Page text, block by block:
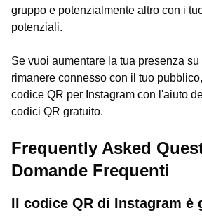
gruppo e potenzialmente altro con i
potenziali.
Se vuoi aumentare la tua presenza su
rimanere connesso con il tuo
codice QR per Instagram con l'aiuto
codici QR gratuito.
Frequently Asked
Domande Frequenti
Il codice QR di Instagram è